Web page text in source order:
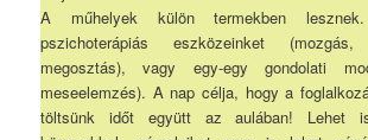
A műhelyek külön termekben
pszichoterápiás eszközeinket
megosztás), vagy egy-egy gondolati
meseelemzés). A nap célja, hogy a
töltsünk időt együtt az aulában! Lehet